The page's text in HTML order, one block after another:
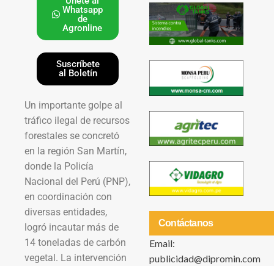
Whatsapp
de
Agronline
Suscríbete
al Boletín
Un importante golpe al
tráfico ilegal de recursos
forestales se concretó
en la región San Martín,
donde la Policía
Nacional del Perú (PNP),
en coordinación con
diversas entidades,
logró incautar más de
14 toneladas de carbón
vegetal. La intervención
Contáctanos
Email:
publicidad@dipromin.com